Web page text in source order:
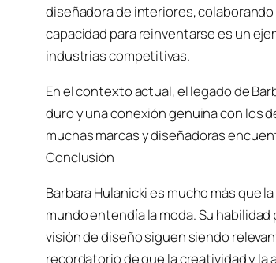
diseñadora de interiores,
capacidad para reinventarse es un
industrias competitivas.
En el contexto actual, el legado de
duro y una conexión genuina con los
muchas marcas y diseñadoras
Conclusión
Barbara Hulanicki es mucho más que
mundo entendía la moda. Su
visión de diseño siguen siendo
recordatorio de que la creatividad y